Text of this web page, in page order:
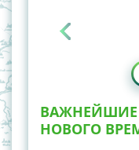
ВАЖНЕЙШИЕ
НОВОГО